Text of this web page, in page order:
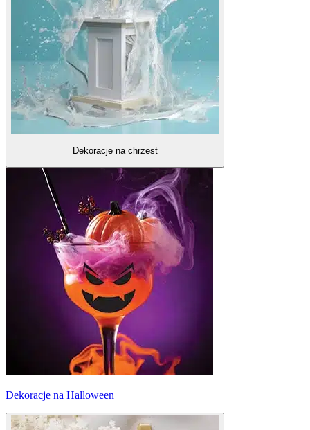
Dekoracje na chrzest
Dekoracje na Halloween